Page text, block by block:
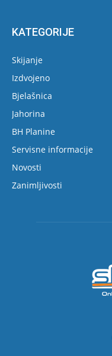
KATEGORIJE
Skijanje
Izdvojeno
Bjelašnica
Jahorina
BH Planine
Servisne informacije
Novosti
Zanimljivosti